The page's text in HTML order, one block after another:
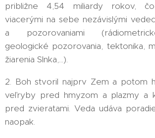
približne 4,54 miliardy rokov,
viacerými na sebe nezávislými
a pozorovaniami
geologické pozorovania, tektonika,
žiarenia Slnka,...).
2. Boh stvoril najprv Zem a potom
veľryby pred hmyzom a plazmy a
pred zvieratami. Veda udáva
naopak.